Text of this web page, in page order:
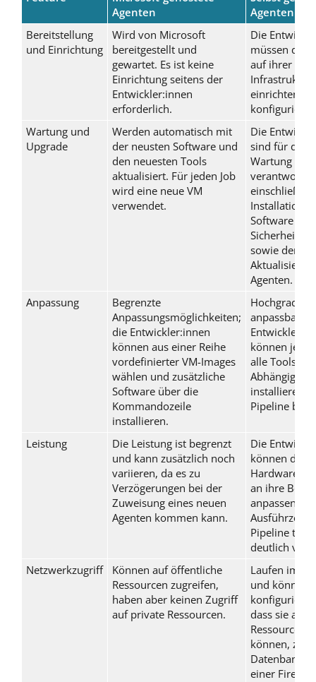
Agenten
Agenten
Bereitstellung
und Einrichtung
Wird von Microsoft
bereitgestellt und
gewartet. Es ist keine
Einrichtung seitens der
Entwickler:innen
erforderlich.
Die
müssen die
auf ihrer
Infrastruktur
einrichten
Wartung und
Upgrade
Werden automatisch mit
der neusten Software und
den neuesten Tools
aktualisiert. Für jeden Job
wird eine neue VM
verwendet.
Die
sind für die
Wartung
Installation
Software und
sowie der
Agenten.
Anpassung
Begrenzte
Anpassungsmöglichkeiten;
die Entwickler:innen
können aus einer Reihe
vordefinierter VM-Images
wählen und zusätzliche
Software über die
Kommandozeile
installieren.
Hochgradig
anpassbar;
können jede
alle Tools
installieren,
Pipeline
Leistung
Die Leistung ist begrenzt
und kann zusätzlich noch
variieren, da es zu
Verzögerungen bei der
Zuweisung eines neuen
Agenten kommen kann.
Die
können die
an ihre
anpassen
Ausführzeit
Pipeline
deutlich
Netzwerkzugriff
Können auf öffentliche
Ressourcen zugreifen,
haben aber keinen Zugriff
auf private Ressourcen.
Laufen im
und können
konfiguriert
dass sie auf
Ressourcen
können, z. B.
Datenbank
einer